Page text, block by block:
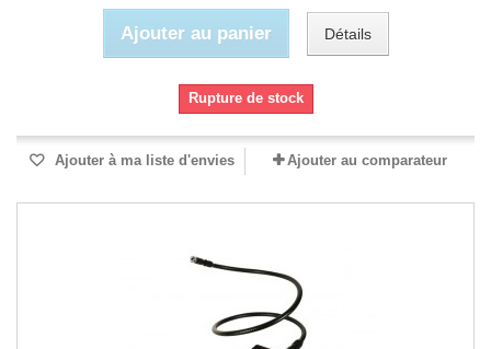
Ajouter au panier Détails
Rupture de stock
Ajouter à ma liste d'envies Ajouter au comparateur